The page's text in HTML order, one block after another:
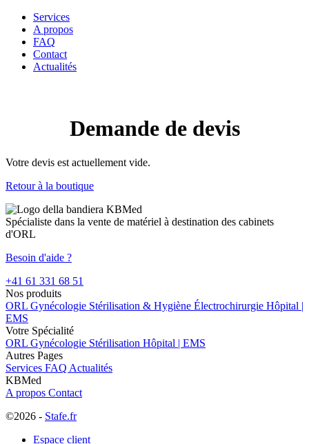
Services
A propos
FAQ
Contact
Actualités
Demande de devis
Votre devis est actuellement vide.
Retour à la boutique
Spécialiste dans la vente de matériel à destination des cabinets
d'ORL
Besoin d'aide ?
+41 61 331 68 51
Nos produits
ORL Gynécologie Stérilisation & Hygiène Électrochirurgie Hôpital |
EMS
Votre Spécialité
ORL Gynécologie Stérilisation Hôpital | EMS
Autres Pages
Services FAQ Actualités
KBMed
A propos Contact
©2026 - Stafe.fr
Espace client